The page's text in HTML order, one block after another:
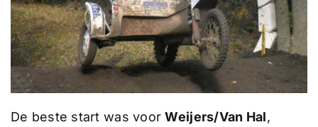
De beste start was voorWeijers/Van Hal,